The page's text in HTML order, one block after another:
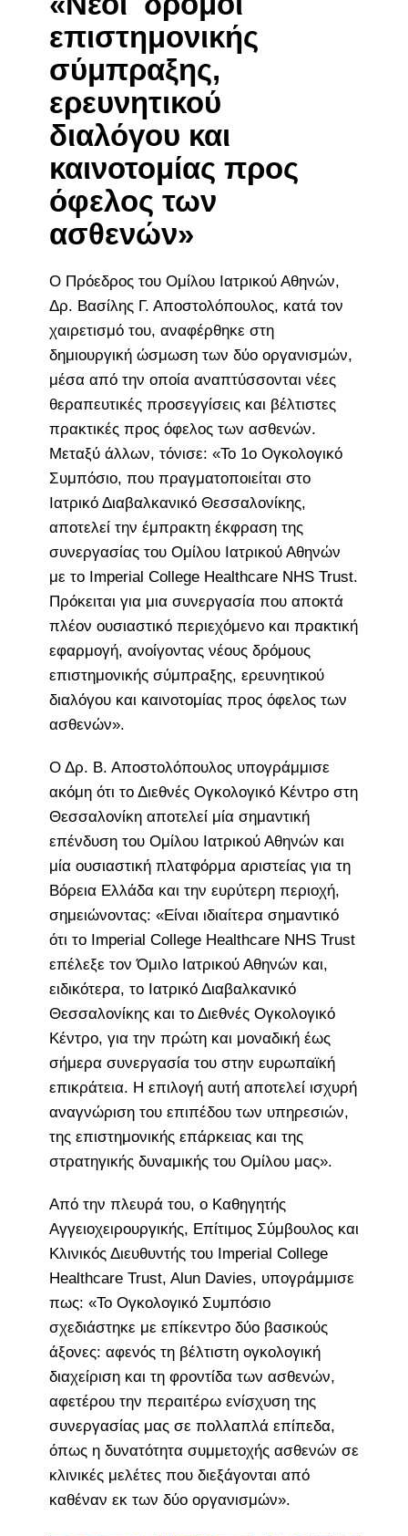
επιστημονικής
σύμπραξης,
ερευνητικού
διαλόγου και
καινοτομίας προς
όφελος των
ασθενών»
Ο Πρόεδρος του Ομίλου Ιατρικού Αθηνών,
Δρ. Βασίλης Γ. Αποστολόπουλος, κατά τον
χαιρετισμό του, αναφέρθηκε στη
δημιουργική ώσμωση των δύο οργανισμών,
μέσα από την οποία αναπτύσσονται νέες
θεραπευτικές προσεγγίσεις και βέλτιστες
πρακτικές προς όφελος των ασθενών.
Μεταξύ άλλων, τόνισε: «Το 1ο Ογκολογικό
Συμπόσιο, που πραγματοποιείται στο
Ιατρικό Διαβαλκανικό Θεσσαλονίκης,
αποτελεί την έμπρακτη έκφραση της
συνεργασίας του Ομίλου Ιατρικού Αθηνών
με το Imperial College Healthcare NHS Trust.
Πρόκειται για μια συνεργασία που αποκτά
πλέον ουσιαστικό περιεχόμενο και πρακτική
εφαρμογή, ανοίγοντας νέους δρόμους
επιστημονικής σύμπραξης, ερευνητικού
διαλόγου και καινοτομίας προς όφελος των
ασθενών».
Ο Δρ. Β. Αποστολόπουλος υπογράμμισε
ακόμη ότι το Διεθνές Ογκολογικό Κέντρο στη
Θεσσαλονίκη αποτελεί μία σημαντική
επένδυση του Ομίλου Ιατρικού Αθηνών και
μία ουσιαστική πλατφόρμα αριστείας για τη
Βόρεια Ελλάδα και την ευρύτερη περιοχή,
σημειώνοντας: «Είναι ιδιαίτερα σημαντικό
ότι το Imperial College Healthcare NHS Trust
επέλεξε τον Όμιλο Ιατρικού Αθηνών και,
ειδικότερα, το Ιατρικό Διαβαλκανικό
Θεσσαλονίκης και το Διεθνές Ογκολογικό
Κέντρο, για την πρώτη και μοναδική έως
σήμερα συνεργασία του στην ευρωπαϊκή
επικράτεια. Η επιλογή αυτή αποτελεί ισχυρή
αναγνώριση του επιπέδου των υπηρεσιών,
της επιστημονικής επάρκειας και της
στρατηγικής δυναμικής του Ομίλου μας».
Από την πλευρά του, ο Καθηγητής
Αγγειοχειρουργικής, Επίτιμος Σύμβουλος και
Κλινικός Διευθυντής του Imperial College
Healthcare Trust, Alun Davies, υπογράμμισε
πως: «Το Ογκολογικό Συμπόσιο
σχεδιάστηκε με επίκεντρο δύο βασικούς
άξονες: αφενός τη βέλτιστη ογκολογική
διαχείριση και τη φροντίδα των ασθενών,
αφετέρου την περαιτέρω ενίσχυση της
συνεργασίας μας σε πολλαπλά επίπεδα,
όπως η δυνατότητα συμμετοχής ασθενών σε
κλινικές μελέτες που διεξάγονται από
καθέναν εκ των δύο οργανισμών».